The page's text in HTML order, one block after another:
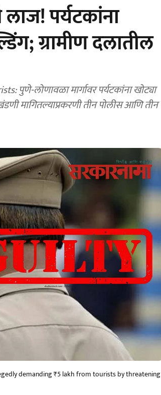
पर्यटकांना
ग्रामीण दलातील
पुणे-लोणावळा मार्गावर पर्यटकांना खोट्या
मागितल्याप्रकरणी तीन पोलीस आणि तीन
demanding ₹5 lakh from tourists by threatening